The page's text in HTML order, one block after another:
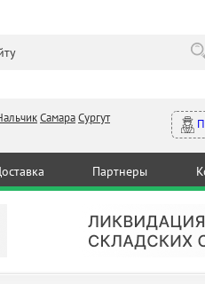
СамараСургут
Партнеры